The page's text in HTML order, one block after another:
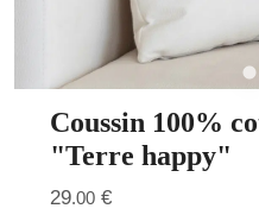
Coussin 100%
"Terre happy"
29.00 €